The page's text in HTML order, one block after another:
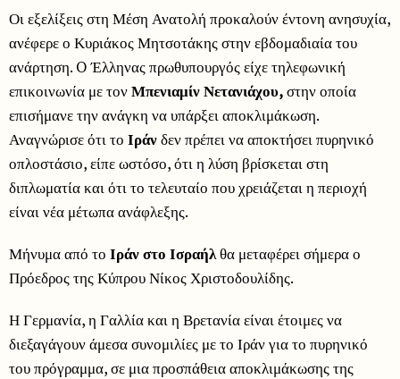
Οι εξελίξεις στη Μέση Ανατολή προκαλούν έντονη ανησυχία,
ανέφερε ο Κυριάκος Μητσοτάκης στην εβδομαδιαία του
ανάρτηση. O Έλληνας πρωθυπουργός είχε τηλεφωνική
επικοινωνία με τονΜπενιαμίν Νετανιάχου,στην οποία
επισήμανε την ανάγκη να υπάρξει αποκλιμάκωση.
Αναγνώρισε ότι το Ιράνδεν πρέπει να αποκτήσει πυρηνικό
οπλοστάσιο, είπε ωστόσο, ότι η λύση βρίσκεται στη
διπλωματία και ότι το τελευταίο που χρειάζεται η περιοχή
είναι νέα μέτωπα ανάφλεξης.
Μήνυμα από το Ιράν στο Ισραήλθα μεταφέρει σήμερα ο
Πρόεδρος της Κύπρου Νίκος Χριστοδουλίδης.
Η Γερμανία, η Γαλλία και η Βρετανία είναι έτοιμες να
διεξαγάγουν άμεσα συνομιλίες με το Ιράν για το πυρηνικό
του πρόγραμμα, σε μια προσπάθεια αποκλιμάκωσης της